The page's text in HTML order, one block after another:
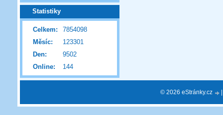
Statistiky
Online: 144
Celkem:
7854098
Měsíc:
123301
Den:
9502
© 2026 eStránky.cz